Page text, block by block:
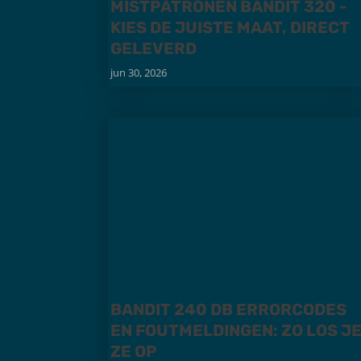
MISTPATRONEN BANDIT 320 -
KIES DE JUISTE MAAT, DIRECT
GELEVERD
jun 30, 2026
BANDIT 240 DB ERRORCODES
EN FOUTMELDINGEN: ZO LOS
ZE OP